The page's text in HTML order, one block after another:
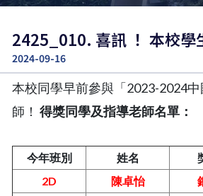
2425_010. 喜訊 ！ 本校
2024-09-16
本校同學早前參與「2023-2024
師！ 得獎同學及指導老師名單：
今年班別 姓名
2D
陳卓怡